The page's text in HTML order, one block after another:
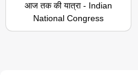
आज तक की यात्रा - Indian
National Congress